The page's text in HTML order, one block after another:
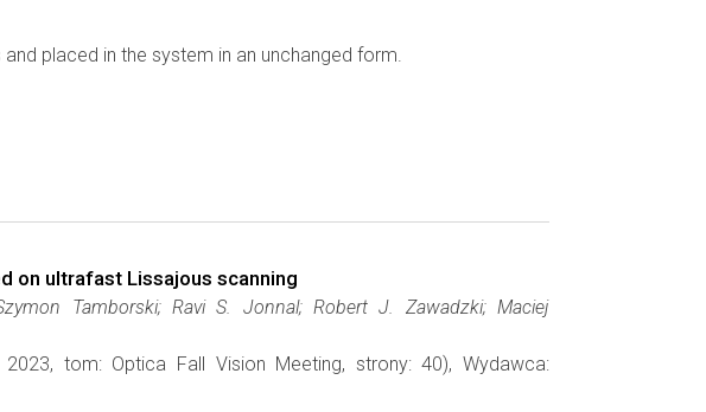
placed in the system in an unchanged form.
on ultrafast Lissajous scanning
Tamborski; Ravi S. Jonnal; Robert J. Zawadzki; Maciej
tom: Optica Fall Vision Meeting, strony: 40), Wydawca: